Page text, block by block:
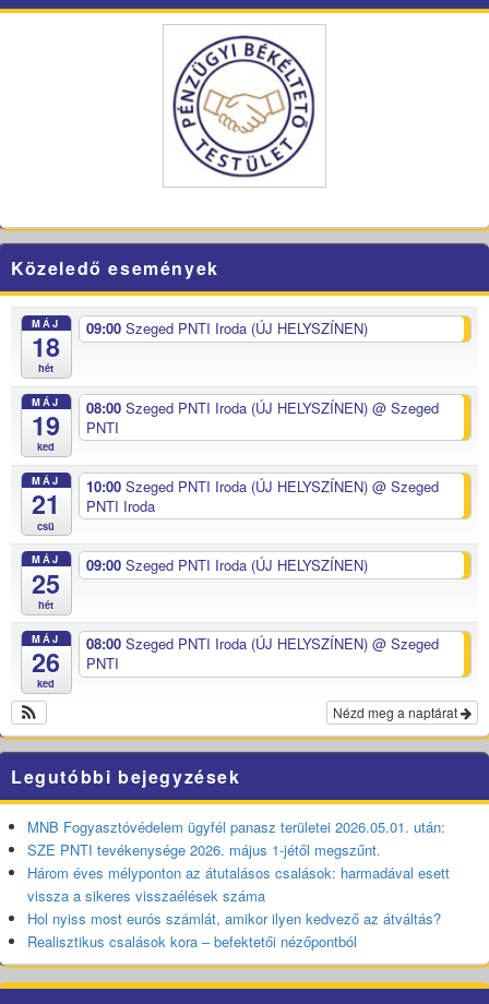
Közeledő események
MÁJ
18
hét
09:00 Szeged PNTI Iroda (ÚJ HELYSZÍNEN)
MÁJ
19
ked
08:00 Szeged PNTI Iroda (ÚJ HELYSZÍNEN) @ Szeged
PNTI
MÁJ
21
csü
10:00 Szeged PNTI Iroda (ÚJ HELYSZÍNEN) @ Szeged
PNTI Iroda
MÁJ
25
hét
09:00 Szeged PNTI Iroda (ÚJ HELYSZÍNEN)
MÁJ
26
ked
08:00 Szeged PNTI Iroda (ÚJ HELYSZÍNEN) @ Szeged
PNTI
Nézd meg a naptárat
Legutóbbi bejegyzések
MNB Fogyasztóvédelem ügyfél panasz területei 2026.05.01. után:
SZE PNTI tevékenysége 2026. május 1-jétől megszűnt.
Három éves mélyponton az átutalásos csalások: harmadával esett
vissza a sikeres visszaélések száma
Hol nyiss most eurós számlát, amikor ilyen kedvező az átváltás?
Realisztikus csalások kora – befektetői nézőpontból